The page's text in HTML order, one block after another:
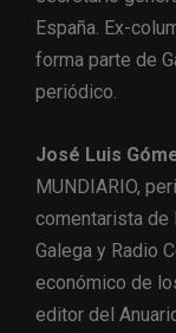
España. Ex-
forma parte de
periódico.
José Luis
MUNDIARIO,
comentarista de
Galega y Radio
económico de
editor del